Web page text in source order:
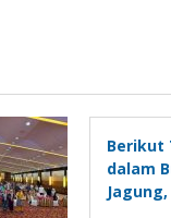
Berikut
dalam